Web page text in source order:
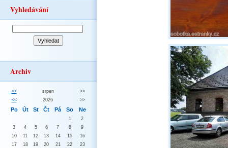
Vyhledávání
Archiv
<< srpen
>>
<<
2026 >>
Po Út St Čt Pá So Ne
1
2
3
4 5 6 7 8
9
10
11 12 13 14 15
16
17
18 19 20 21 22
23